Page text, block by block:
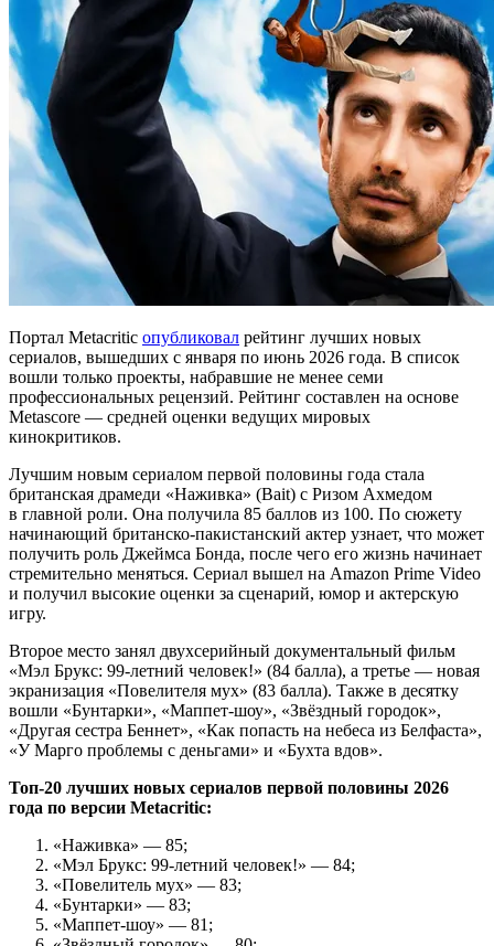
Портал Metacritic опубликовал рейтинг лучших новых
сериалов, вышедших с января по июнь 2026 года. В список
вошли только проекты, набравшие не менее семи
профессиональных рецензий. Рейтинг составлен на основе
Metascore — средней оценки ведущих мировых
кинокритиков.
Лучшим новым сериалом первой половины года стала
британская драмеди «Наживка» (Bait) с Ризом Ахмедом
в главной роли. Она получила 85 баллов из 100. По сюжету
начинающий британско-пакистанский актер узнает, что может
получить роль Джеймса Бонда, после чего его жизнь начинает
стремительно меняться. Сериал вышел на Amazon Prime Video
и получил высокие оценки за сценарий, юмор и актерскую
игру.
Второе место занял двухсерийный документальный фильм
«Мэл Брукс: 99-летний человек!» (84 балла), а третье — новая
экранизация «Повелителя мух» (83 балла). Также в десятку
вошли «Бунтарки», «Маппет-шоу», «Звёздный городок»,
«Другая сестра Беннет», «Как попасть на небеса из Белфаста»,
«У Марго проблемы с деньгами» и «Бухта вдов».
Топ-20 лучших новых сериалов первой половины 2026
года по версии Metacritic:
«Наживка» — 85;
«Мэл Брукс: 99-летний человек!» — 84;
«Повелитель мух» — 83;
«Бунтарки» — 83;
«Маппет-шоу» — 81;